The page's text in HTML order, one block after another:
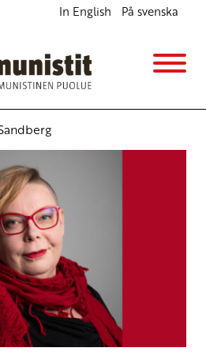
In English På svenska
Sandbergin vappupuhe
,työväenliike,vappu